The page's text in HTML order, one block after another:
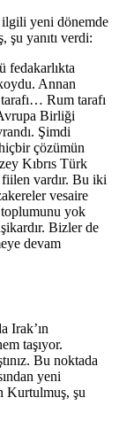
ilgili yeni dönemde
yanıtı verdi:
fedakarlıkta
Annan
tarafı… Rum tarafı
Birliği
Şimdi
çözümün
Kıbrıs Türk
vardır. Bu iki
vesaire
yok
Bizler de
devam
Irak’ın
taşıyor.
Bu noktada
yeni
Kurtulmuş, şu